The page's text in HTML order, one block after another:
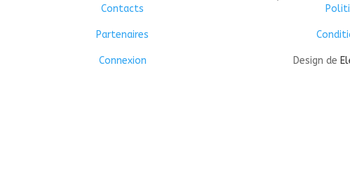
Contacts
Partenaires
Connexion Design de